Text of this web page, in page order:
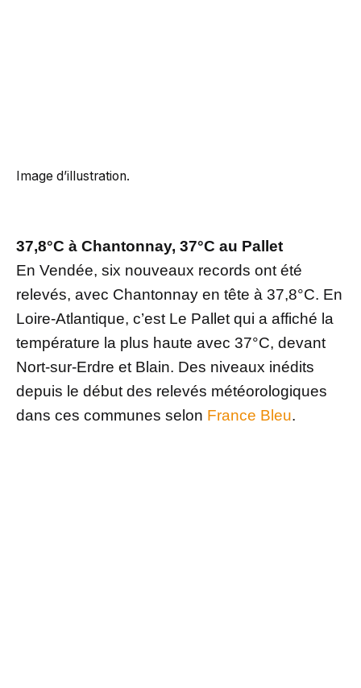
Image d’illustration.
37,8°C à Chantonnay, 37°C au Pallet
En Vendée, six nouveaux records ont été
relevés, avec Chantonnay en tête à 37,8°C. En
Loire-Atlantique, c’est Le Pallet qui a affiché la
température la plus haute avec 37°C, devant
Nort-sur-Erdre et Blain. Des niveaux inédits
depuis le début des relevés météorologiques
dans ces communes selon France Bleu.